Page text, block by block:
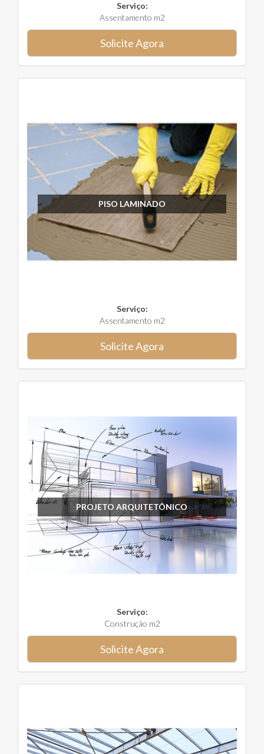
Serviço:
Assentamento m2
Solicite Agora
PISO LAMINADO
Serviço:
Assentamento m2
Solicite Agora
PROJETO ARQUITETÔNICO
Serviço:
Construção m2
Solicite Agora